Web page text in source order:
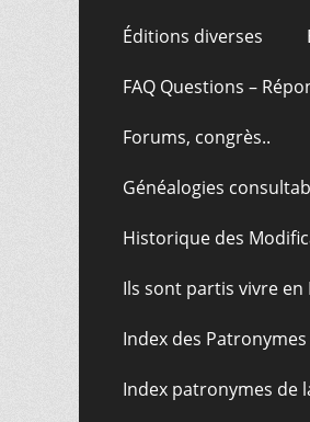
Éditions diverses
FAQ Questions –
Forums, congrès..
Généalogies
Historique des
Ils sont partis vivre en
Index des
Index patronymes de